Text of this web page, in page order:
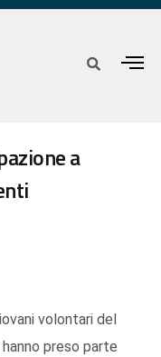
a
volontari del
preso parte